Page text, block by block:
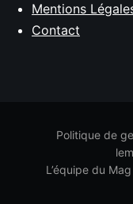
Mentions
Contact
Politique de
L’équipe du